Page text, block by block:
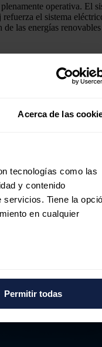
Acerca de las
tecnologías como las
y contenido
servicios. Tiene la
en cualquier
Permitir todas
operativa. El
el sistema
las energías
se encuentran en
se está
están impulsando una